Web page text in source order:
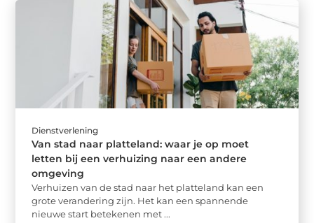
Dienstverlening
Van stad naar platteland: waar je op moet
letten bij een verhuizing naar een andere
omgeving
Verhuizen van de stad naar het platteland kan een
grote verandering zijn. Het kan een spannende
nieuwe start betekenen met ...